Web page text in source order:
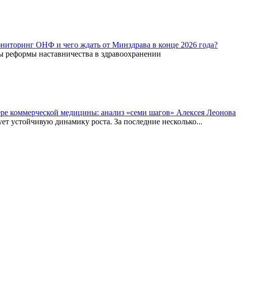
ОНФ и чего ждать от Минздрава в конце 2026 года?
наставничества в здравоохранении
коммерческой медицины: анализ «семи шагов» Алексея Леонова
устойчивую динамику роста. За последние несколько...